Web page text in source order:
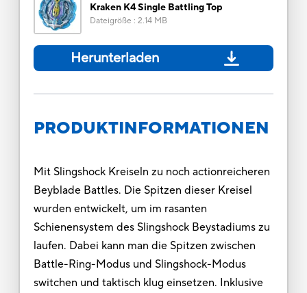
Kraken K4 Single Battling Top
Dateigröße : 2.14 MB
Herunterladen
PRODUKTINFORMATIONEN
Mit Slingshock Kreiseln zu noch actionreicheren
Beyblade Battles. Die Spitzen dieser Kreisel
wurden entwickelt, um im rasanten
Schienensystem des Slingshock Beystadiums zu
laufen. Dabei kann man die Spitzen zwischen
Battle-Ring-Modus und Slingshock-Modus
switchen und taktisch klug einsetzen. Inklusive